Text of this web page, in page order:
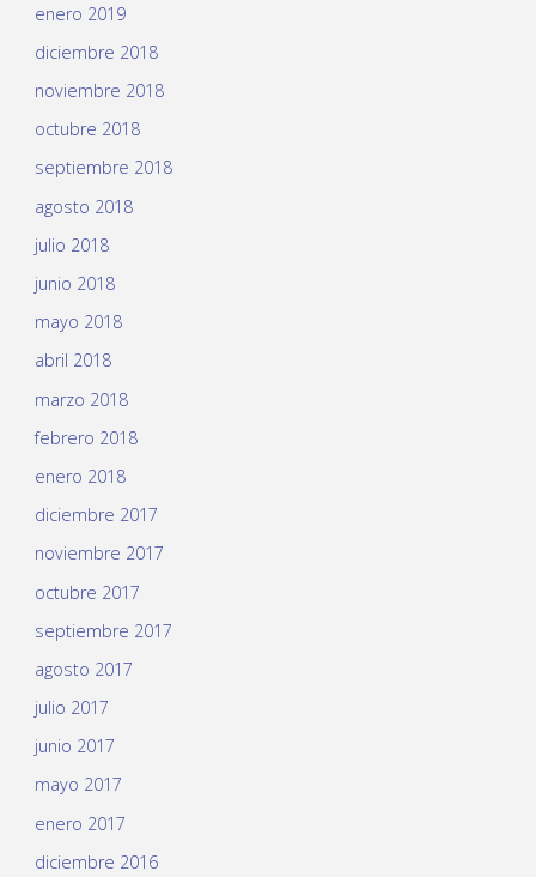
enero 2019
diciembre 2018
noviembre 2018
octubre 2018
septiembre 2018
agosto 2018
julio 2018
junio 2018
mayo 2018
abril 2018
marzo 2018
febrero 2018
enero 2018
diciembre 2017
noviembre 2017
octubre 2017
septiembre 2017
agosto 2017
julio 2017
junio 2017
mayo 2017
enero 2017
diciembre 2016